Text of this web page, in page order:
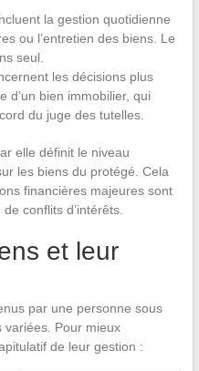
la gestion quotidienne
ou l’entretien des biens. Le
seul.
les décisions plus
d’un bien immobilier, qui
du juge des tutelles.
elle définit le niveau
les biens du protégé. Cela
financières majeures sont
conflits d’intérêts.
et leur
par une personne sous
variées. Pour mieux
de leur gestion :